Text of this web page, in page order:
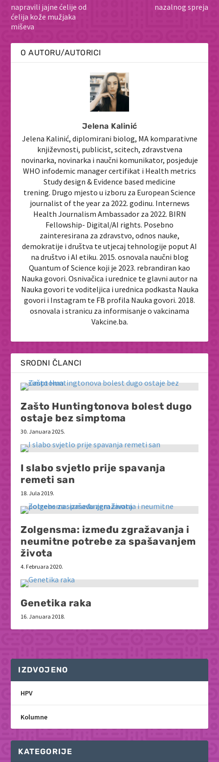
napravili jajne ćelije od
ćelija kože mužjaka
miševa
nazalnog spreja
O AUTORU/AUTORICI
Jelena Kalinić
Jelena Kalinić, diplomirani biolog, MA komparativne
književnosti, publicist, scitech, zdravstvena
novinarka, novinarka i naučni komunikator, posjeduje
WHO infodemic manager certifikat i Health metrics
Study design & Evidence based medicine
trening. Drugo mjesto u izboru za European Science
journalist of the year za 2022. godinu. Internews
Health Journalism Ambassador za 2022. BIRN
Fellowship- Digital/AI rights. Posebno
zainteresirana za zdravstvo, odnos nauke,
demokratije i društva te utjecaj tehnologije poput AI
na društvo i AI etiku. 2015. osnovala naučni blog
Quantum of Science koji je 2023. rebrandiran kao
Nauka govori. Osnivačica i urednice te glavni autor na
Nauka govori te voditeljica i urednica podkasta Nauka
govori i Instagram te FB profila Nauka govori. 2018.
osnovala i stranicu za informisanje o vakcinama
Vakcine.ba.
SRODNI ČLANCI
Zašto Huntingtonova bolest dugo
ostaje bez simptoma
30. Januara 2025.
I slabo svjetlo prije spavanja
remeti san
18. Jula 2019.
Zolgensma: između zgražavanja i
neumitne potrebe za spašavanjem
života
4. Februara 2020.
Genetika raka
16. Januara 2018.
IZDVOJENO
HPV
Kolumne
KATEGORIJE